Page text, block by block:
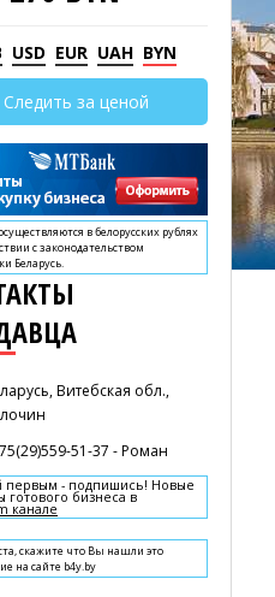
USD EUR UAH BYN
Следить за ценой
в белорусских рублях
с законодательством
Беларусь.
Витебская обл.,
51-37 - Роман
первым - подпишись! Новые
готового бизнеса в
канале
скажите что Вы нашли это
на сайте b4y.by